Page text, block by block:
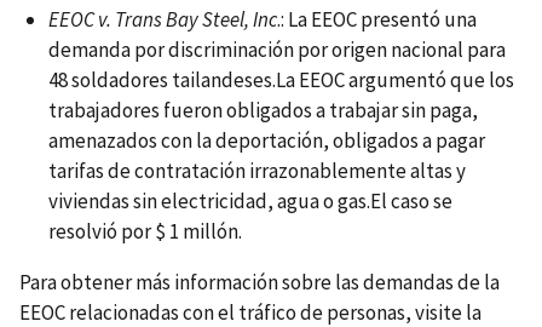
EEOC v. Trans Bay Steel, Inc.: La EEOC presentó una
demanda por discriminación por origen nacional para
48 soldadores tailandeses.La EEOC argumentó que los
trabajadores fueron obligados a trabajar sin paga,
amenazados con la deportación, obligados a pagar
tarifas de contratación irrazonablemente altas y
viviendas sin electricidad, agua o gas.El caso se
resolvió por $ 1 millón.
Para obtener más información sobre las demandas de la
EEOC relacionadas con el tráfico de personas, visite la